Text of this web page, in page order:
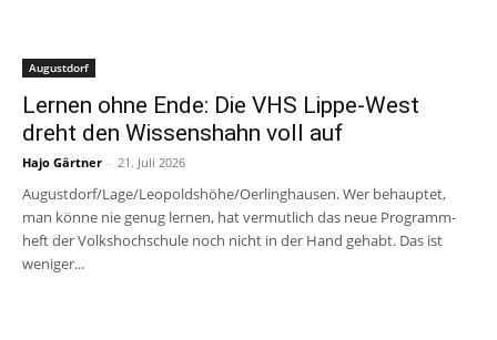
Augustdorf
Lernen ohne Ende: Die VHS Lippe-West
dreht den Wissenshahn voll auf
Hajo Gärtner - 21. Juli 2026
Augustdorf/Lage/Leopoldshöhe/Oerlinghausen. Wer behauptet,
man könne nie genug lernen, hat vermutlich das neue Programm­
heft der Volkshochschule noch nicht in der Hand gehabt. Das ist
weniger...